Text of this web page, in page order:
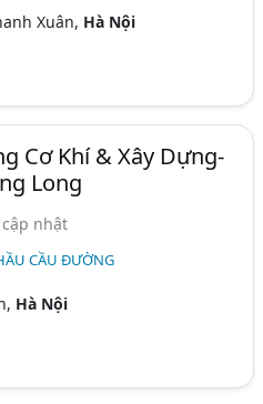
Xuân, Hà Nội
Cơ Khí & Xây Dựng-
Long
nhật
CẦU ĐƯỜNG
Hà Nội